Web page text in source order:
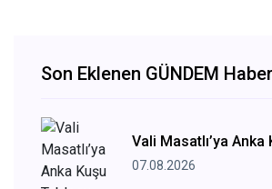
Son Eklenen GÜNDEM
Vali Masatlı’ya
07.08.2026